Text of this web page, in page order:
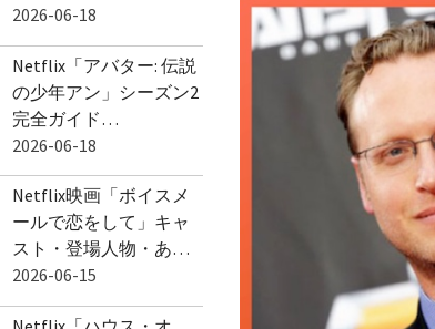
2026-06-18
Netflix「アバター: 伝説
の少年アン」シーズン2
完全ガイド…
2026-06-18
Netflix映画「ボイスメ
ールで恋をして」キャ
スト・登場人物・あ…
2026-06-15